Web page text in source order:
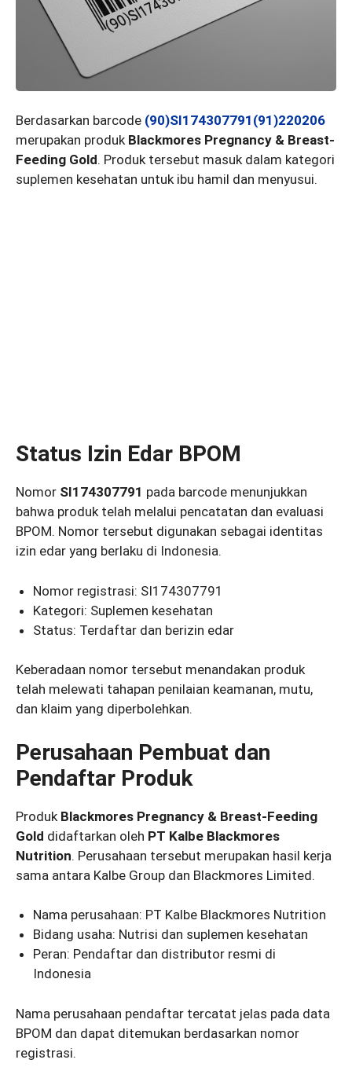
Berdasarkan barcode (90)SI174307791(91)220206
merupakan produk Blackmores Pregnancy & Breast-
Feeding Gold. Produk tersebut masuk dalam kategori
suplemen kesehatan untuk ibu hamil dan menyusui.
Status Izin Edar BPOM
Nomor SI174307791 pada barcode menunjukkan
bahwa produk telah melalui pencatatan dan evaluasi
BPOM. Nomor tersebut digunakan sebagai identitas
izin edar yang berlaku di Indonesia.
Nomor registrasi: SI174307791
Kategori: Suplemen kesehatan
Status: Terdaftar dan berizin edar
Keberadaan nomor tersebut menandakan produk
telah melewati tahapan penilaian keamanan, mutu,
dan klaim yang diperbolehkan.
Perusahaan Pembuat dan
Pendaftar Produk
Produk Blackmores Pregnancy & Breast-Feeding
Gold didaftarkan oleh PT Kalbe Blackmores
Nutrition. Perusahaan tersebut merupakan hasil kerja
sama antara Kalbe Group dan Blackmores Limited.
Nama perusahaan: PT Kalbe Blackmores Nutrition
Bidang usaha: Nutrisi dan suplemen kesehatan
Peran: Pendaftar dan distributor resmi di
Indonesia
Nama perusahaan pendaftar tercatat jelas pada data
BPOM dan dapat ditemukan berdasarkan nomor
registrasi.